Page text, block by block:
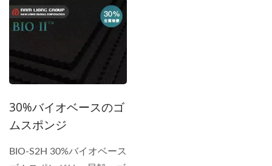
バイオベースの軽量ラバー
フォームで、
の下で提供されていま
す。...
30%バイオベースのゴ
ムスポンジ
BIO-S2H 30%バイオベース